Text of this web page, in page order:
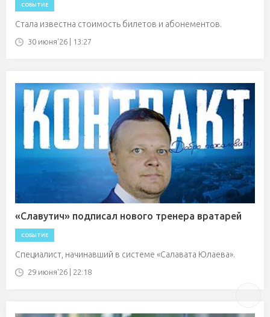
СОБЫТИЕ
Стала известна стоимость билетов и абонементов.
30 июня'26 | 13:27
«Славутич» подписал нового тренера вратарей
СОБЫТИЕ
Специалист, начинавший в системе «Салавата Юлаева».
29 июня'26 | 22:18